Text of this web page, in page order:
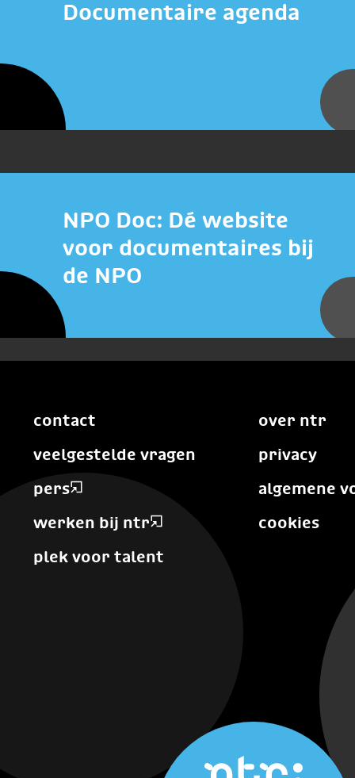
Documentaire agenda
NPO Doc: Dé website
voor documentaires bij
de NPO
contact
veelgestelde vragen
pers
werken bij ntr
plek voor talent
over ntr
privacy
algemene
cookies